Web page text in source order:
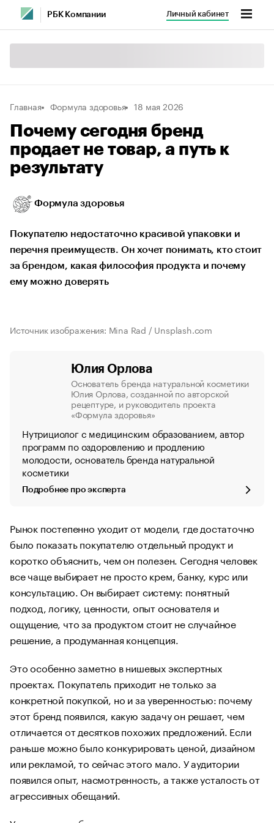
РБК Компании Личный кабинет
Главная Формула здоровья 18 мая 2026
Почему сегодня бренд
продает не товар, а путь к
результату
Формула здоровья
Покупателю недостаточно красивой упаковки и
перечня преимуществ. Он хочет понимать, кто стоит
за брендом, какая философия продукта и почему
ему можно доверять
Источник изображения: Mina Rad / Unsplash.com
Юлия Орлова
Основатель бренда натуральной косметики
Юлия Орлова, созданной по авторской
рецептуре, и руководитель проекта
«Формула здоровья»
Нутрициолог с медицинским образованием, автор
программ по оздоровлению и продлению
молодости, основатель бренда натуральной
косметики
Подробнее про эксперта
Рынок постепенно уходит от модели, где достаточно
было показать покупателю отдельный продукт и
коротко объяснить, чем он полезен. Сегодня человек
все чаще выбирает не просто крем, банку, курс или
консультацию. Он выбирает систему: понятный
подход, логику, ценности, опыт основателя и
ощущение, что за продуктом стоит не случайное
решение, а продуманная концепция.
Это особенно заметно в нишевых экспертных
проектах. Покупатель приходит не только за
конкретной покупкой, но и за уверенностью: почему
этот бренд появился, какую задачу он решает, чем
отличается от десятков похожих предложений. Если
раньше можно было конкурировать ценой, дизайном
или рекламой, то сейчас этого мало. У аудитории
появился опыт, насмотренность, а также усталость от
агрессивных обещаний.